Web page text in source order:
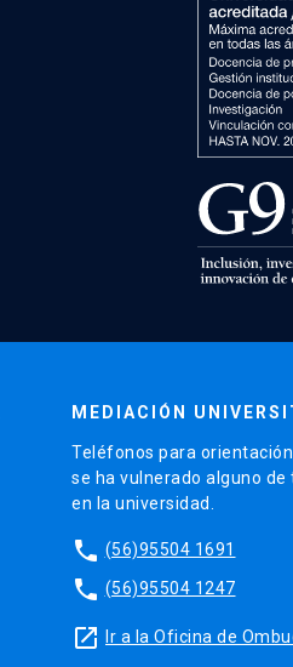
MEDIACIÓN
Teléfonos para
se ha vulnerado alguno de
en la universidad.
phone (56)95504 1691
phone (56)95504 1247
launch Ir a la Oficina de